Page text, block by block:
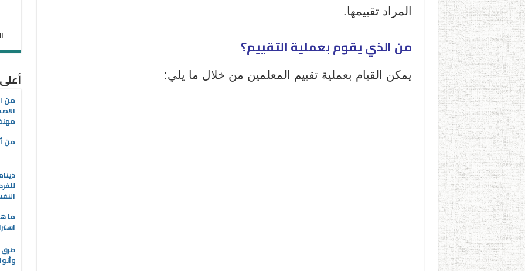
المراد تقييمها.
من الذي يقوم بعملية التقييم؟
يمكن القيام بعملية تقييم المعلمين من خلال ما يلي:
من
من
ما
طرق